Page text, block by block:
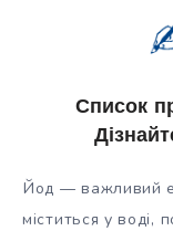
Список
Йод — важливий
міститься у воді,